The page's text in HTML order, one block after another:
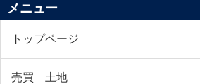
メニュー
トップページ
売買 土地